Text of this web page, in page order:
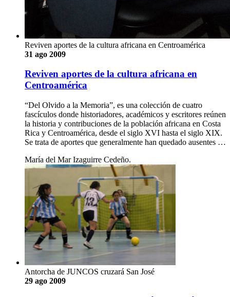
Reviven aportes de la cultura africana en Centroamérica
31 ago 2009
Reviven aportes de la cultura africana en
Centroamérica
“Del Olvido a la Memoria”, es una colección de cuatro
fascículos donde historiadores, académicos y escritores reúnen
la historia y contribuciones de la población africana en Costa
Rica y Centroamérica, desde el siglo XVI hasta el siglo XIX.
Se trata de aportes que generalmente han quedado ausentes …
María del Mar Izaguirre Cedeño.
Antorcha de JUNCOS cruzará San José
29 ago 2009